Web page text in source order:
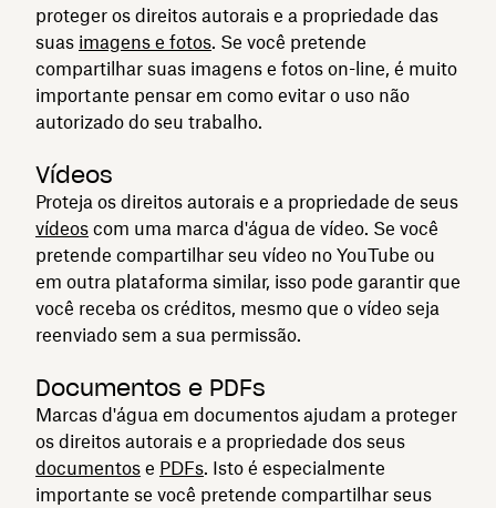
proteger os direitos autorais e a propriedade das
suas imagens e fotos. Se você pretende
compartilhar suas imagens e fotos on-line, é muito
importante pensar em como evitar o uso não
autorizado do seu trabalho.
Vídeos
Proteja os direitos autorais e a propriedade de seus
vídeos com uma marca d'água de vídeo. Se você
pretende compartilhar seu vídeo no YouTube ou
em outra plataforma similar, isso pode garantir que
você receba os créditos, mesmo que o vídeo seja
reenviado sem a sua permissão.
Documentos e PDFs
Marcas d'água em documentos ajudam a proteger
os direitos autorais e a propriedade dos seus
documentos e PDFs. Isto é especialmente
importante se você pretende compartilhar seus